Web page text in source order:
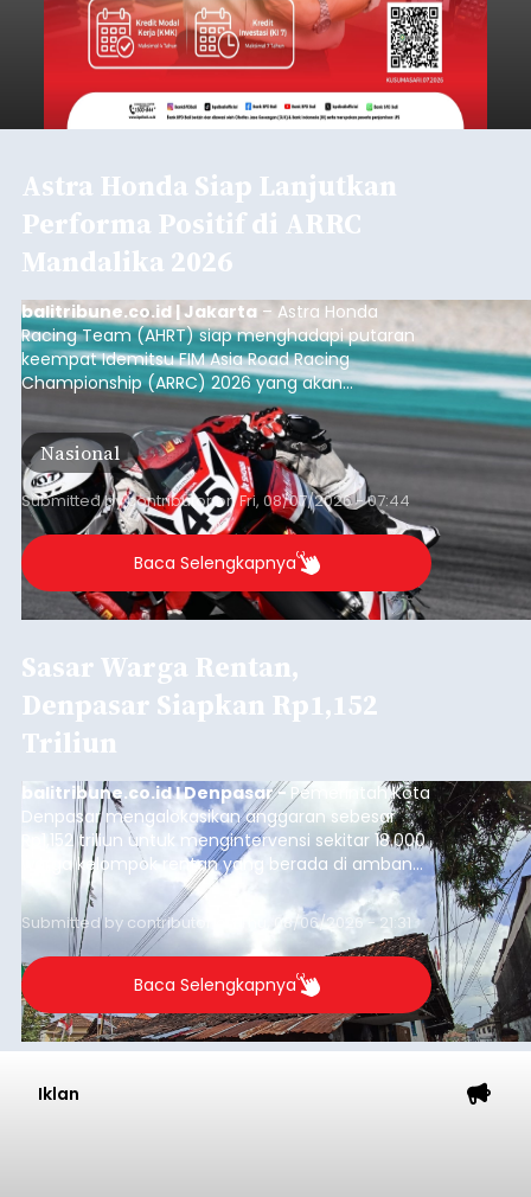
Astra Honda Siap Lanjutkan
Performa Positif di ARRC
Mandalika 2026
balitribune.co.id | Jakarta – Astra Honda
Racing Team (AHRT) siap menghadapi putaran
keempat Idemitsu FIM Asia Road Racing
Championship (ARRC) 2026 yang akan
berlangsung di Pertamina Mandalika
International Circuit, Lombok, Nusa Tenggara
Barat, pada 7–9 Agustus 2026.
Nasional
Submitted bycontributoronFri, 08/07/2026 - 07:44
Baca Selengkapnya
Sasar Warga Rentan,
Denpasar Siapkan Rp1,152
Triliun
balitribune.co.id I Denpasar - Pemerintah Kota
Denpasar mengalokasikan anggaran sebesar
Rp1,152 triliun untuk mengintervensi sekitar 18.000
warga kelompok rentan yang berada di ambang
garis kemiskinan. Langkah strategis ini diambil
guna menjaga masyarakat yang berada pada
kelompok desil 5 dan 6 tersebut agar tidak
merosot ke kategori miskin.
Submitted by contributor Thu, 08/06/2026 - 21:31
Baca Selengkapnya
Iklan